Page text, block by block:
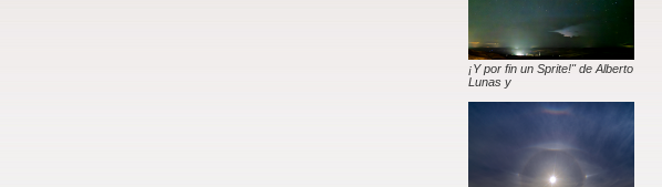
¡Y por fin un Sprite!" de Alberto
Lunas y